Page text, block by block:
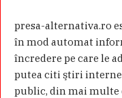
presa-alternativa.ro
în mod automat
încredere pe care le
putea citi ştiri
public, din mai multe